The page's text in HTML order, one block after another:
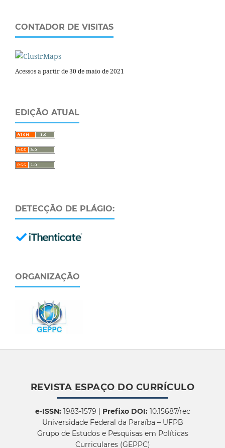
CONTADOR DE VISITAS
Acessos a partir de 30 de maio de 2021
EDIÇÃO ATUAL
DETECÇÃO DE PLÁGIO:
ORGANIZAÇÃO
REVISTA ESPAÇO DO CURRÍCULO
e-ISSN:1983-1579 | Prefixo DOI:10.15687/rec
Universidade Federal da Paraíba – UFPB
Grupo de Estudos e Pesquisas em Políticas
Curriculares (GEPPC)